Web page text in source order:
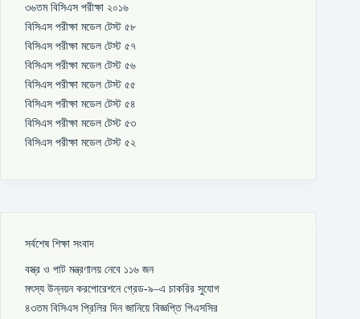
৩৬তম বিসিএস পরীক্ষা ২০১৬
বিসিএস পরীক্ষা মডেল টেস্ট ৫৮
বিসিএস পরীক্ষা মডেল টেস্ট ৫৭
বিসিএস পরীক্ষা মডেল টেস্ট ৫৬
বিসিএস পরীক্ষা মডেল টেস্ট ৫৫
বিসিএস পরীক্ষা মডেল টেস্ট ৫৪
বিসিএস পরীক্ষা মডেল টেস্ট ৫৩
বিসিএস পরীক্ষা মডেল টেস্ট ৫২
সর্বশেষ শিক্ষা সংবাদ
বস্ত্র ও পাট মন্ত্রণালয় নেবে ১১৬ জন
মৎস্য উন্নয়ন করপোরেশনে গ্রেড-৯–এ চাকরির সুযোগ
৪৩তম বিসিএস প্রিলির দিন জানিয়ে বিজ্ঞপ্তি পিএসসির